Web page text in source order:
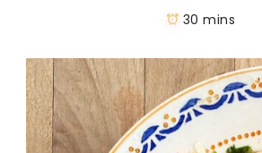
30 mins